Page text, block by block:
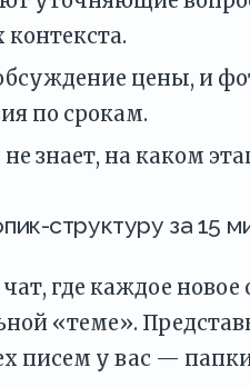
цены, и
по срокам.
знает, на каком
структуру за 15
где каждое новое
«теме».
писем у вас —